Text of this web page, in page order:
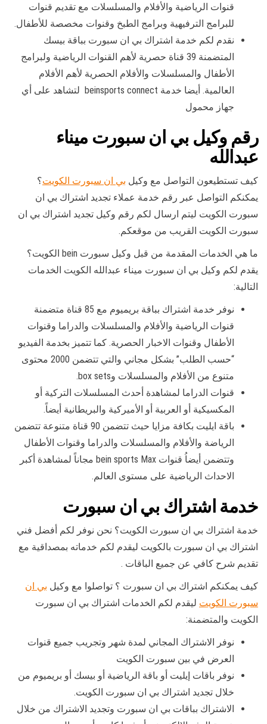
قنوات الرياضية والأفلام والمسلسلات مع تقديم قنوات
للبرامج الترفيهية وبرامج الطبخ وقنوات مخصصة للأطفال.
نقدم لكم خدمة اشتراك بي ان سبورت بباقة بيسك
المتضمنة 39 قناة حصرية لأهم القنوات الرياضية ولبرامج
الأطفال والمسلسلات والأفلام الحصرية لأهم الأفلام
العالمية. أيضا خدمة beinsports connect لتشاهد على أي
جهاز محمول
رقم وكيل بي ان سبورت ميناء
عبدالله
كيف تستطيعون التواصل مع وكيل بي ان سبورت الكويت؟
يمكنكم التواصل عبر رقم خدمة عملاء تجديد اشتراك بي ان
سبورت الكويت ليتم ارسال لكم رقم وكيل تجديد اشتراك بي ان
سبورت الكويت القريب من موقعكم.
ما هي الخدمات المقدمة من قبل وكيل سبورت bein الكويت؟
يقدم لكم وكيل بي ان سبورت ميناء عبدالله الكويت الخدمات
التالية:
نوفر خدمة اشتراك بباقة بريميوم مع 85 قناة متضمنة
قنوات الرياضية والأفلام والمسلسلات والدراما وقنوات
الأطفال وقنوات الاخبار الحصرية. كما تتميز بخدمة الفيديو
“حسب الطلب” بشكل مجاني والتي تتضمن 2000 محتوى
متنوع من الأفلام والمسلسلات وbox sets.
قنوات الدراما لمشاهدة أحدث المسلسلات التركية أو
المكسيكية أو العربية أو الأميركية والبريطانية أيضاً.
باقة ايليت بكافة مزايا حيث تتضمن 90 قناة متنوعة تتضمن
الرياضة والأفلام والمسلسلات والدراما وقنوات الأطفال
وتتضمن أيضاُ قنوات bein sports Max مجاناً لمشاهدة أكبر
الاحداث الرياضية على مستوى العالم.
خدمة اشتراك بي ان سبورت
خدمة اشتراك بي ان سبورت الكويت؟ نحن نوفر لكم أفضل فني
اشتراك بي ان سبورت بالكويت ليقدم لكم خدماته بمصداقية مع
تقديم شرح كافي عن جميع الباقات .
كيف يمكنكم اشتراك بي ان سبورت ؟ تواصلوا مع وكيل بي ان
سبورت الكويت ليقدم لكم الخدمات اشتراك بي ان سبورت
الكويت والمتضمنة:
نوفر الاشتراك المجاني لمدة شهر وتجريب جميع قنوات
العرض في بين سبورت الكويت
نوفر باقات إيليت أو باقة الرياضية أو بيسك أو بريميوم من
خلال تجديد اشتراك بي ان سبورت الكويت.
الاشتراك بباقات بي ان سبورت وتجديد الاشتراك من خلال